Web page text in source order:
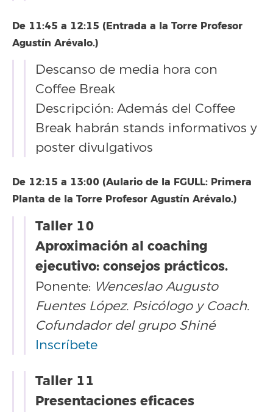
De 11:45 a 12:15 (Entrada a la Torre Profesor
Agustín Arévalo.)
Descanso de media hora con
Coffee Break
Descripción: Además del Coffee
Break habrán stands informativos y
poster divulgativos
De 12:15 a 13:00 (Aulario de la FGULL: Primera
Planta de la Torre Profesor Agustín Arévalo.)
Taller 10
Aproximación al coaching
ejecutivo: consejos prácticos.
Ponente: Wenceslao Augusto
Fuentes López. Psicólogo y Coach.
Cofundador del grupo Shiné
Inscríbete
Taller 11
Presentaciones eficaces